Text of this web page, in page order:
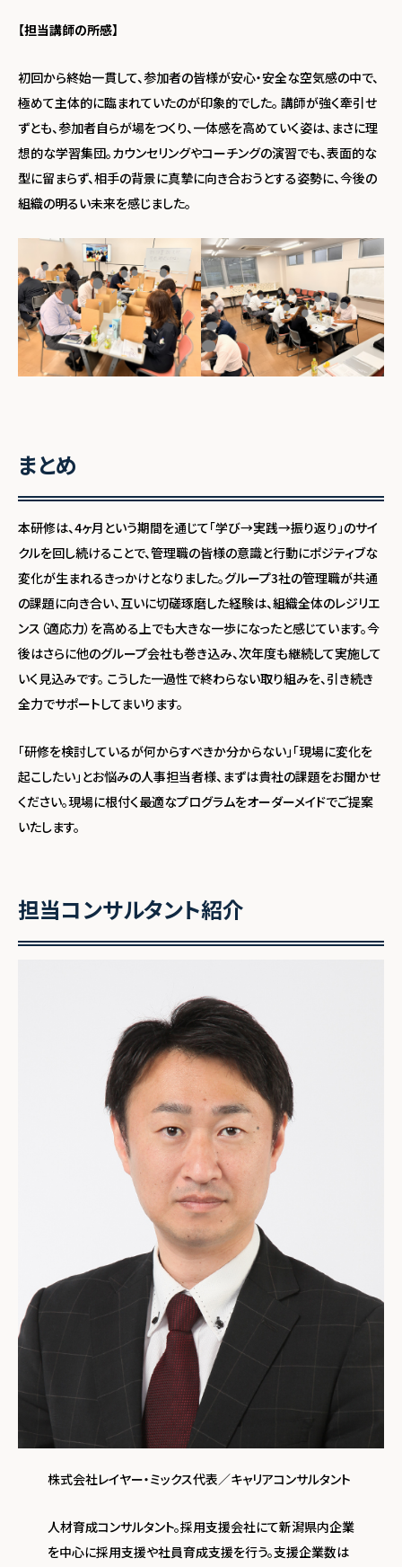
【担当講師の所感】
初回から終始一貫して、参加者の皆様が安心・安全な空気感の中で、
極めて主体的に臨まれていたのが印象的でした。 講師が強く牽引せ
ずとも、参加者自らが場をつくり、一体感を高めていく姿は、まさに理
想的な学習集団。カウンセリングやコーチングの演習でも、表面的な
型に留まらず、相手の背景に真摯に向き合おうとする姿勢に、今後の
組織の明るい未来を感じました。
まとめ
本研修は、4ヶ月という期間を通じて「学び→実践→振り返り」のサイ
クルを回し続けることで、管理職の皆様の意識と行動にポジティブな
変化が生まれるきっかけとなりました。グループ3社の管理職が共通
の課題に向き合い、互いに切磋琢磨した経験は、組織全体のレジリエ
ンス（適応力）を高める上でも大きな一歩になったと感じています。今
後はさらに他のグループ会社も巻き込み、次年度も継続して実施して
いく見込みです。 こうした一過性で終わらない取り組みを、引き続き
全力でサポートしてまいります。
「研修を検討しているが何からすべきか分からない」「現場に変化を
起こしたい」とお悩みの人事担当者様、まずは貴社の課題をお聞かせ
ください。現場に根付く最適なプログラムをオーダーメイドでご提案
いたします。
担当コンサルタント紹介
株式会社レイヤー・ミックス代表／キャリアコンサルタント
人材育成コンサルタント。採⽤⽀援会社にて新潟県内企業
を中⼼に採⽤⽀援や社員育成⽀援を行う。⽀援企業数は